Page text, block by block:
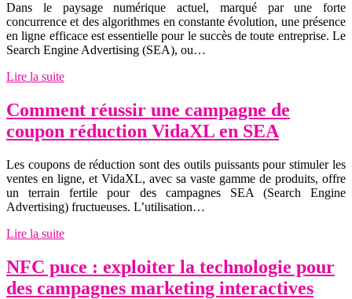
Dans le paysage numérique actuel, marqué par une forte
concurrence et des algorithmes en constante évolution, une présence
en ligne efficace est essentielle pour le succès de toute entreprise. Le
Search Engine Advertising (SEA), ou…
Lire la suite
Comment réussir une campagne de
coupon réduction VidaXL en SEA
Les coupons de réduction sont des outils puissants pour stimuler les
ventes en ligne, et VidaXL, avec sa vaste gamme de produits, offre
un terrain fertile pour des campagnes SEA (Search Engine
Advertising) fructueuses. L’utilisation…
Lire la suite
NFC puce : exploiter la technologie pour
des campagnes marketing interactives